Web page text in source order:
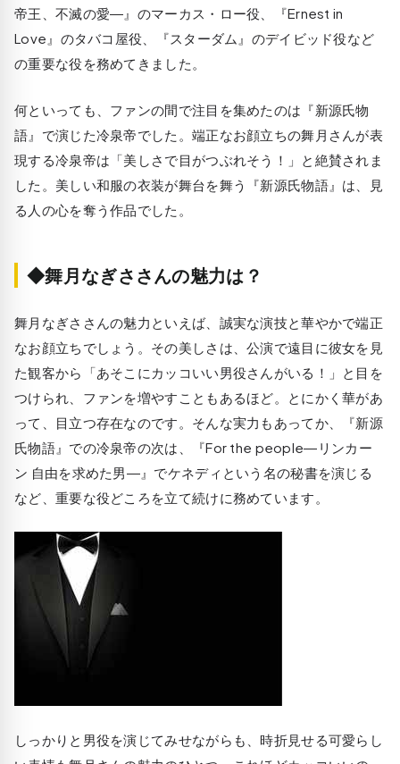
帝王、不滅の愛―』のマーカス・ロー役、『Ernest in
Love』のタバコ屋役、『スターダム』のデイビッド役など
の重要な役を務めてきました。
何といっても、ファンの間で注目を集めたのは『新源氏物
語』で演じた冷泉帝でした。端正なお顔立ちの舞月さんが表
現する冷泉帝は「美しさで目がつぶれそう！」と絶賛されま
した。美しい和服の衣装が舞台を舞う『新源氏物語』は、見
る人の心を奪う作品でした。
◆舞月なぎささんの魅力は？
舞月なぎささんの魅力といえば、誠実な演技と華やかで端正
なお顔立ちでしょう。その美しさは、公演で遠目に彼女を見
た観客から「あそこにカッコいい男役さんがいる！」と目を
つけられ、ファンを増やすこともあるほど。とにかく華があ
って、目立つ存在なのです。そんな実力もあってか、『新源
氏物語』での冷泉帝の次は、『For the people―リンカー
ン 自由を求めた男―』でケネディという名の秘書を演じる
など、重要な役どころを立て続けに務めています。
しっかりと男役を演じてみせながらも、時折見せる可愛らし